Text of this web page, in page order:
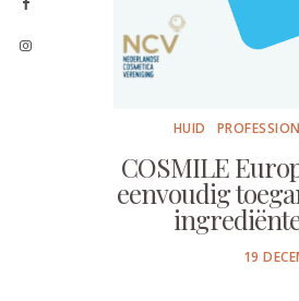
HUID
COSMILE
eenvoudig
POSTED
19